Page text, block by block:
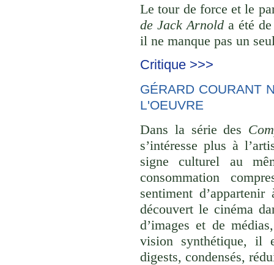
Le tour de force et le
de Jack Arnolda été de
il ne manque pas un
Critique >>>
GÉRARD COURANT
L'OEUVRE
Dans la série des
s’intéresse plus à
signe culturel au
consommation
sentiment
découvert le cinéma
d’images et de
vision synthétique, il
digests, condensés,